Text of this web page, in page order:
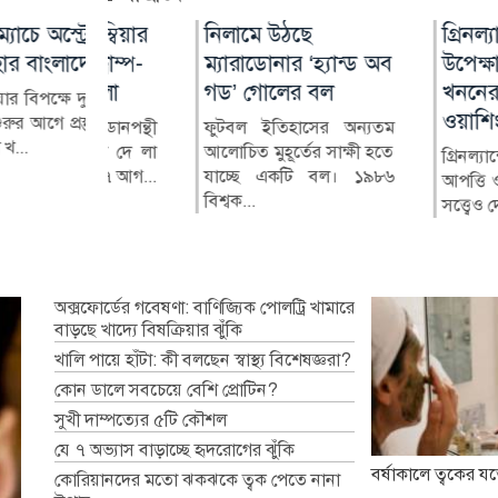
দুই টেস্টের
ম্যাচে
বিল-বন্ডে বিনিয়োগে
ব্যাংকের মুনাফায়
উল্লম্ফন, চাপে খেলাপিরা
দেশের শেয়ারবাজারে
তালিকাভুক্ত ব্যাংকগুলোর বড়
একটি অংশ চলতি বছরের প্রথম
আন্তর্জাতিক
দিবস ২০২৬ :
সমৃদ্ধ বাংলাদেশে
ও অধিকার চাই
আদিবাসী জনগণের
সংরক্ষণ এবং তাদের
চ্যালেঞ্জ সম্পর্কে
দে লা
নিলামে উঠছে
ম্যারাডোনার ‘হ্যান্ড অব
গড’ গোলের বল
ফুটবল ইতিহাসের অন্যতম
আলোচিত মুহূর্তের সাক্ষী হতে
যাচ্ছে একটি বল। ১৯৮৬
গ্রিনল্যান্ডের
উপেক্ষা করে কূপ
খননের প্রস্তুতি
ওয়াশিংটনের
গ্রিনল্যান্ডের স্থানীয়
আপত্তি ও অনুমোদন
সত্ত্বেও দেশটির প...
অক্সফোর্ডের গবেষণা: বাণিজ্যিক পোলট্রি খামারে
বাড়ছে খাদ্যে বিষক্রিয়ার ঝুঁকি
খালি পায়ে হাঁটা: কী বলছেন স্বাস্থ্য বিশেষজ্ঞরা?
কোন ডালে সবচেয়ে বেশি প্রোটিন?
সুখী দাম্পত্যের ৫টি কৌশল
যে ৭ অভ্যাস বাড়াচ্ছে হৃদরোগের ঝুঁকি
কোরিয়ানদের মতো ঝকঝকে ত্বক পেতে নানা
বর্ষাকালে ত্বকের